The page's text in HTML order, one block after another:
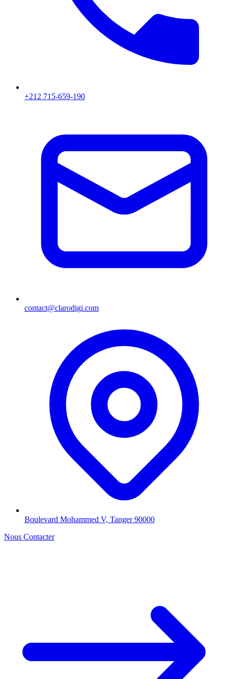
+212 715-659-190
contact@clarodigi.com
Boulevard Mohammed V, Tanger 90000
Nous Contacter